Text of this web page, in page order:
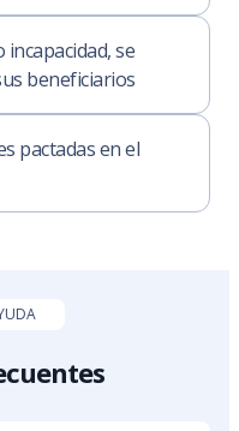
incapacidad, se
beneficiarios
pactadas en el